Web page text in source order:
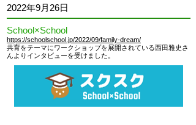
2022年9月26日
School×School
https://schoolschool.jp/2022/09/family-dream/
共育をテーマにワークショップを展開されている西田雅史さ
んよりインタビューを受けました 。